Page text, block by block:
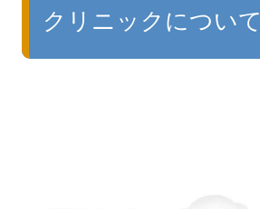
クリニックについて